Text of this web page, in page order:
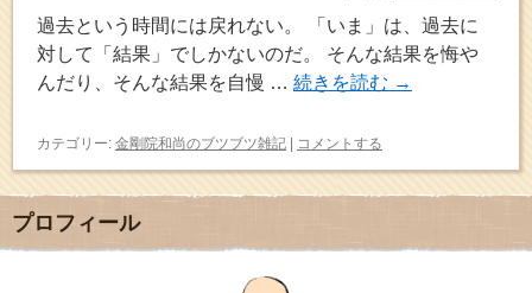
過去という時間には戻れない。 「いま」は、過去に
対して「結果」でしかないのだ。 そんな結果を悔や
んだり、そんな結果を自慢 … 続きを読む →
カテゴリー: 金剛院和尚のブツブツ雑記 | コメントする
プロフィール